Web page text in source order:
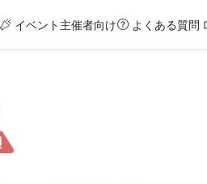
イベント主催者向け よくある質問